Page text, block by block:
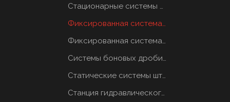
Стационарные системы отбойных молотков
Фиксированная система грохотов
Фиксированная система грохотов
Системы боновых дробилок
Статические системы штанговых отбойников
Станция гидравлического масла